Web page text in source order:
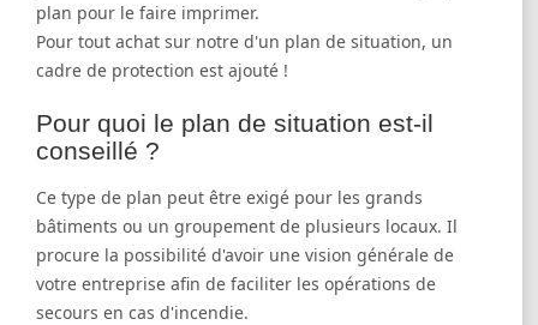
plan pour le faire imprimer.
Pour tout achat sur notre d'un plan de situation, un
cadre de protection est ajouté !
Pour quoi le plan de situation est-il
conseillé ?
Ce type de plan peut être exigé pour les grands
bâtiments ou un groupement de plusieurs locaux. Il
procure la possibilité d'avoir une vision générale de
votre entreprise afin de faciliter les opérations de
secours en cas d'incendie.